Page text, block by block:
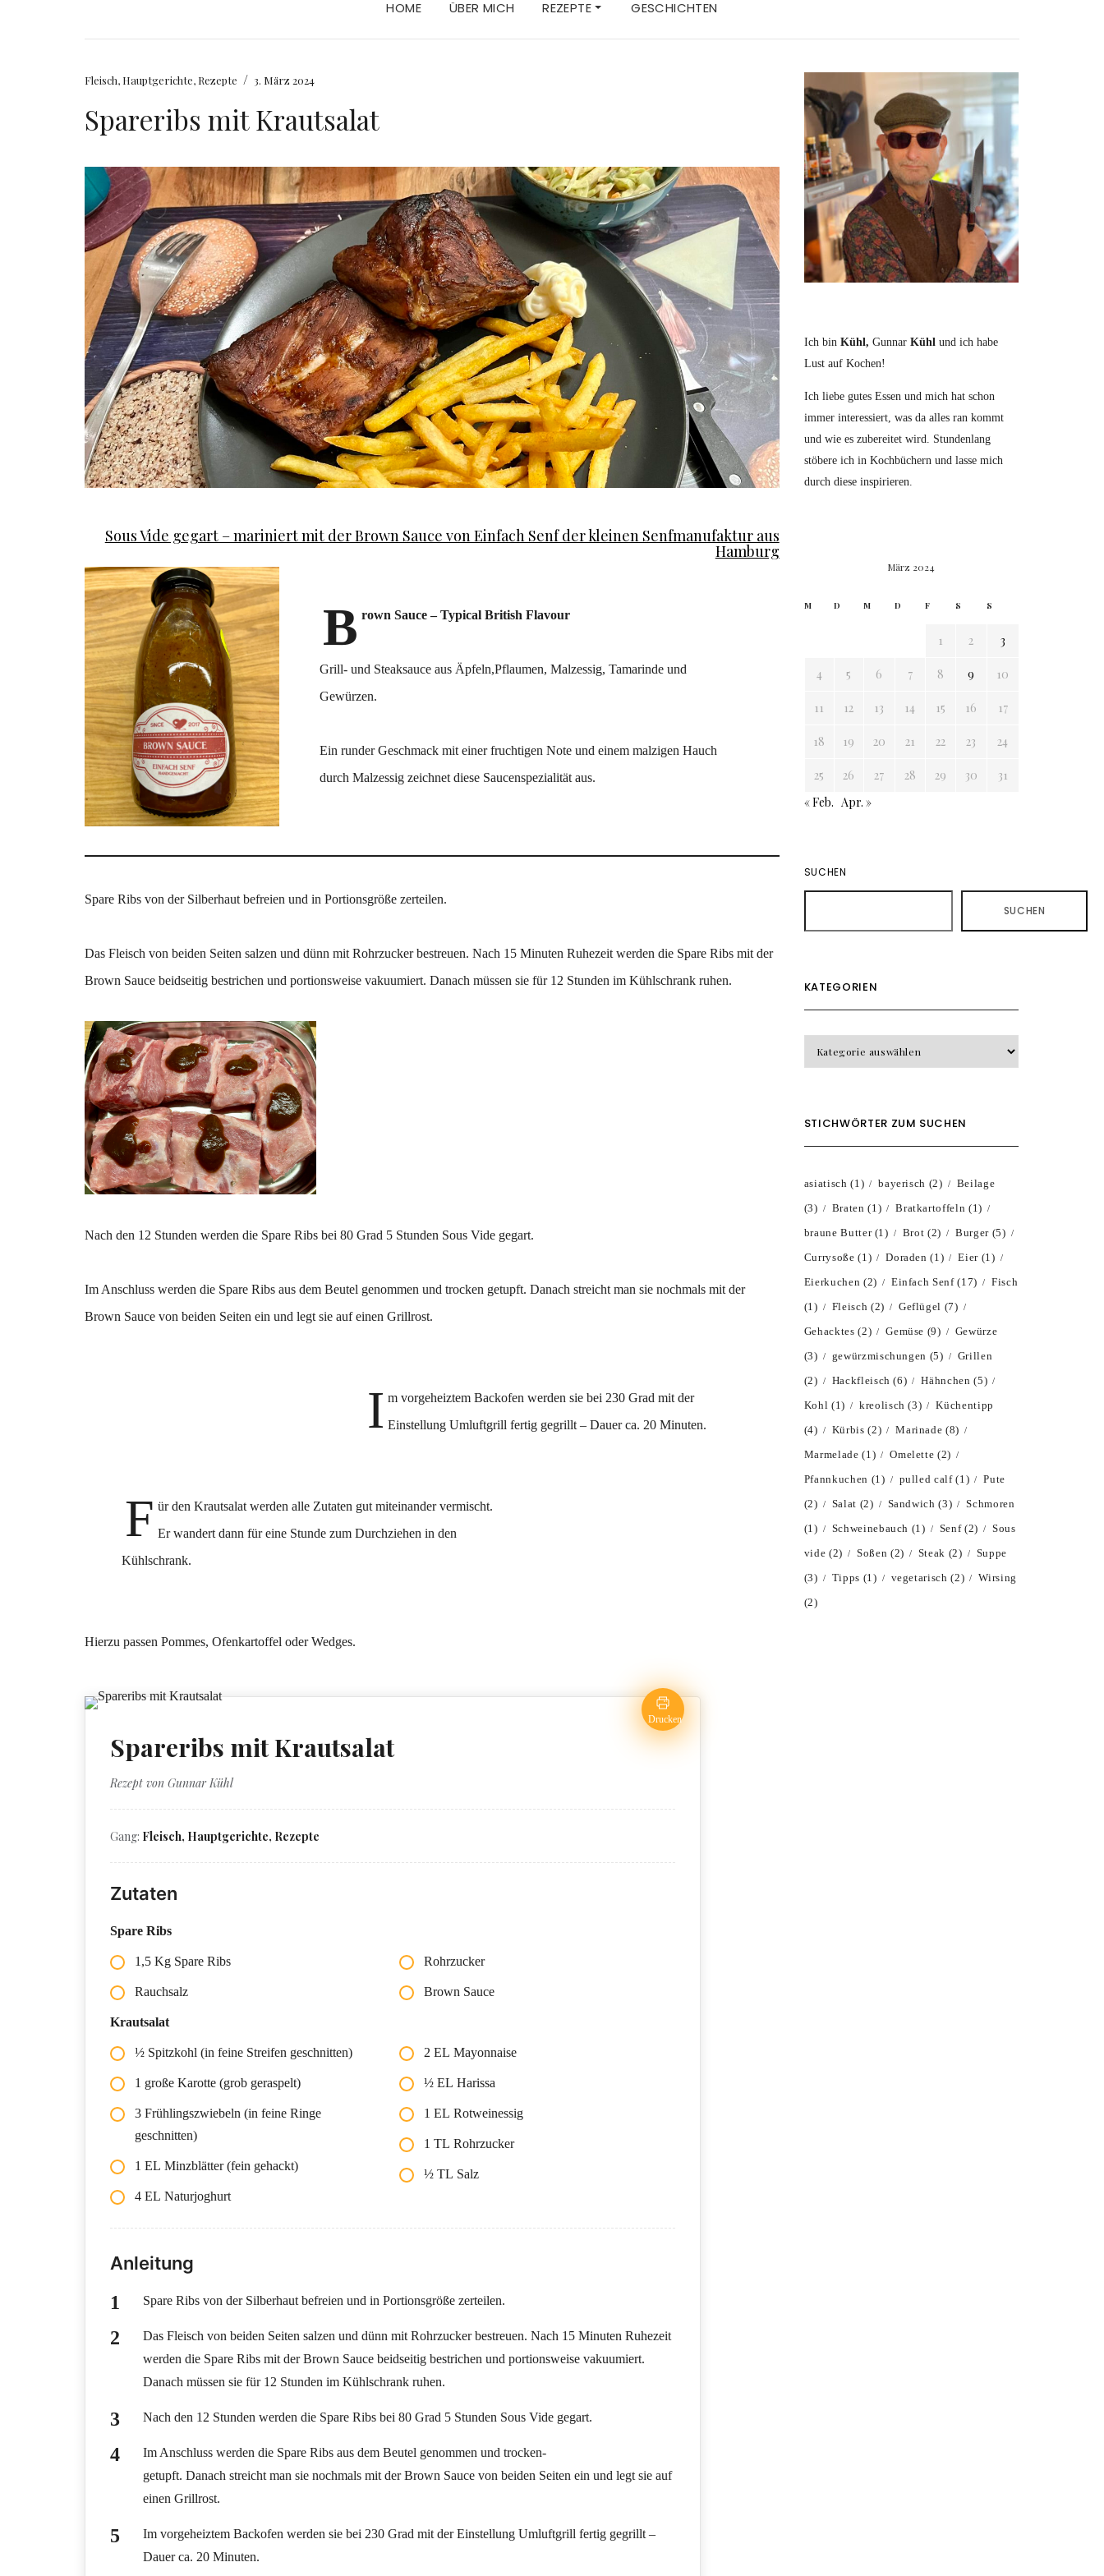
HOME ÜBER MICH REZEPTE GESCHICHTEN
Fleisch, Hauptgerichte, Rezepte / 3. März 2024
Spareribs mit Krautsalat
Sous Vide gegart – mariniert mit der Brown Sauce von Einfach Senf der kleinen Senfmanufaktur aus
Hamburg
B rown Sauce – Typical British Flavour
Grill- und Steaksauce aus Äpfeln,Pflaumen, Malzessig, Tamarinde und
Gewürzen.
Ein runder Geschmack mit einer fruchtigen Note und einem malzigen Hauch
durch Malzessig zeichnet diese Saucenspezialität aus.
Spare Ribs von der Silberhaut befreien und in Portionsgröße zerteilen.
Das Fleisch von beiden Seiten salzen und dünn mit Rohrzucker bestreuen. Nach 15 Minuten Ruhezeit werden die Spare Ribs mit der
Brown Sauce beidseitig bestrichen und portionsweise vakuumiert. Danach müssen sie für 12 Stunden im Kühlschrank ruhen.
Nach den 12 Stunden werden die Spare Ribs bei 80 Grad 5 Stunden Sous Vide gegart.
Im Anschluss werden die Spare Ribs aus dem Beutel genommen und trocken getupft. Danach streicht man sie nochmals mit der
Brown Sauce von beiden Seiten ein und legt sie auf einen Grillrost.
I m vorgeheiztem Backofen werden sie bei 230 Grad mit der
Einstellung Umluftgrill fertig gegrillt – Dauer ca. 20 Minuten.
F ür den Krautsalat werden alle Zutaten gut miteinander vermischt.
Er wandert dann für eine Stunde zum Durchziehen in den
Kühlschrank.
Hierzu passen Pommes, Ofenkartoffel oder Wedges.
Drucken
Spareribs mit Krautsalat
Rezept von Gunnar Kühl
Gang: Fleisch, Hauptgerichte, Rezepte
Zutaten
Spare Ribs
1,5 Kg Spare Ribs
Rauchsalz
Rohrzucker
Brown Sauce
Krautsalat
½ Spitzkohl (in feine Streifen geschnitten)
1 große Karotte (grob geraspelt)
3 Frühlingszwiebeln (in feine Ringe
geschnitten)
1 EL Minzblätter (fein gehackt)
4 EL Naturjoghurt
2 EL Mayonnaise
½ EL Harissa
1 EL Rotweinessig
1 TL Rohrzucker
½ TL Salz
Anleitung
Spare Ribs von der Silberhaut befreien und in Portionsgröße zerteilen.
Das Fleisch von beiden Seiten salzen und dünn mit Rohrzucker bestreuen. Nach 15 Minuten Ruhezeit
werden die Spare Ribs mit der Brown Sauce beidseitig bestrichen und portionsweise vakuumiert.
Danach müssen sie für 12 Stunden im Kühlschrank ruhen.
Nach den 12 Stunden werden die Spare Ribs bei 80 Grad 5 Stunden Sous Vide gegart.
Im Anschluss werden die Spare Ribs aus dem Beutel genommen und trocken-
getupft. Danach streicht man sie nochmals mit der Brown Sauce von beiden Seiten ein und legt sie auf
einen Grillrost.
Im vorgeheiztem Backofen werden sie bei 230 Grad mit der Einstellung Umluftgrill fertig gegrillt –
Dauer ca. 20 Minuten.
Ich bin Kühl, Gunnar Kühl und ich habe
Lust auf Kochen!
Ich liebe gutes Essen und mich hat schon
immer interessiert, was da alles ran kommt
und wie es zubereitet wird. Stundenlang
stöbere ich in Kochbüchern und lasse mich
durch diese inspirieren.
März 2024
M D M D F S S
1 2 3
4 5 6 7 8 9 10
11 12 13 14 15 16 17
18 19 20 21 22 23 24
25 26 27 28 29 30
31
« Feb. Apr. »
SUCHEN
SUCHEN
KATEGORIEN
STICHWÖRTER ZUM SUCHEN
asiatisch (1) bayerisch (2)
Beilage
(3)
Braten (1) Bratkartoffeln (1)
braune Butter(1) Brot (2) Burger(5)
Currysoße (1) Doraden (1) Eier(1)
Eierkuchen (2) Einfach Senf(17)
Fisch
(1)
Fleisch (2) Geflügel (7)
Gehacktes (2) Gemüse (9)
Gewürze
(3)
gewürzmischungen (5)
Grillen
(2)
Hackfleisch (6) Hähnchen (5)
Kohl (1) kreolisch (3)
Küchentipp
(4)
Kürbis (2) Marinade (8)
Marmelade (1) Omelette (2)
Pfannkuchen (1) pulled calf(1)
Pute
(2)
Salat (2) Sandwich (3)
Schmoren
(1)
Schweinebauch (1) Senf(2)
Sous
vide (2) Soßen (2) Steak (2)
Suppe
(3)
Tipps (1) vegetarisch (2)
Wirsing
(2)